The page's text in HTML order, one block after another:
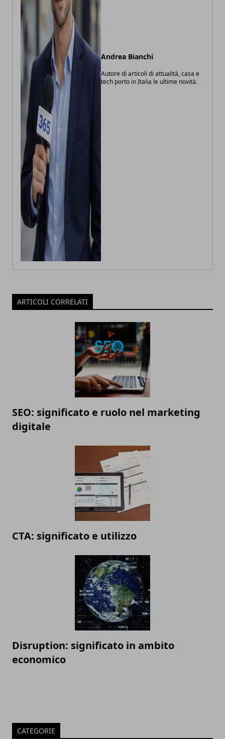
Andrea Bianchi
Autore di articoli di attualità, casa e
tech porto in Italia le ultime novità.
ARTICOLI CORRELATI
SEO: significato e ruolo nel marketing
digitale
CTA: significato e utilizzo
Disruption: significato in ambito
economico
CATEGORIE